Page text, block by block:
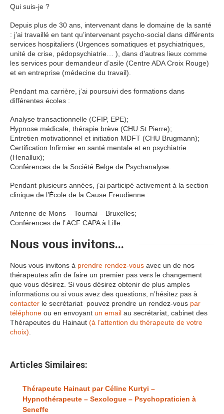
Qui suis-je ?
Depuis plus de 30 ans, intervenant dans le domaine de la santé
: j’ai travaillé en tant qu’intervenant psycho-social dans différents
services hospitaliers (Urgences somatiques et psychiatriques,
unité de crise, pédopsychiatrie… ), dans d’autres lieux comme
les services pour demandeur d’asile (Centre ADA Croix Rouge)
et en entreprise (médecine du travail).
Pendant ma carrière, j’ai poursuivi des formations dans
différentes écoles :
Analyse transactionnelle (CFIP, EPE);
Hypnose médicale, thérapie brève (CHU St Pierre);
Entretien motivationnel et initiation MDFT (CHU Brugmann);
Certification Infirmier en santé mentale et en psychiatrie
(Henallux);
Conférences de la Société Belge de Psychanalyse.
Pendant plusieurs années, j’ai participé activement à la section
clinique de l’École de la Cause Freudienne :
Antenne de Mons – Tournai – Bruxelles;
Conférences de l’ ACF CAPA à Lille.
Nous vous invitons...
Nous vous invitons à prendre rendez-vous avec un de nos
thérapeutes afin de faire un premier pas vers le changement
que vous désirez. Si vous désirez obtenir de plus amples
informations ou si vous avez des questions, n’hésitez pas à
contacter le secrétariat pouvez prendre un rendez-vous par
téléphone ou en envoyant un email au secrétariat, cabinet des
Thérapeutes du Hainaut (à l’attention du thérapeute de votre
choix)
Articles Similaires:
Thérapeute Hainaut par Céline Kurtyi –
Hypnothérapeute – Sexologue – Psychopraticien à
Seneffe